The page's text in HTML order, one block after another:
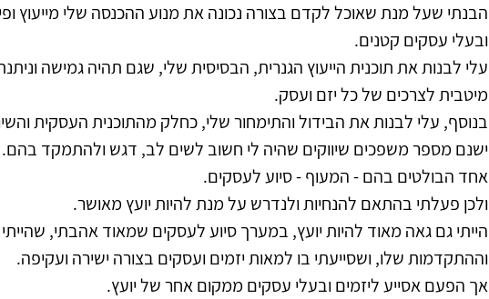
הבנתי שעל מנת שאוכל לקדם בצורה נכונה את מנוע ההכנסה שלי מייעוץ
ובעלי עסקים קטנים.
עלי לבנות את תוכנית הייעוץ הגנרית, הבסיסית שלי, שגם תהיה גמישה
מיטבית לצרכים של כל יזם ועסק.
בנוסף, עלי לבנות את הבידול והתימחור שלי, כחלק מהתוכנית העסקית
ישנם מספר משפכים שיווקים שהיה לי חשוב לשים לב, דגש ולהתמקד בהם.
אחד הבולטים בהם - המעוף - סיוע לעסקים.
ולכן פעלתי בהתאם להנחיות ולנדרש על מנת להיות יועץ מאושר.
הייתי גם גאה מאוד להיות יועץ, במערך סיוע לעסקים שמאוד אהבתי,
וההתקדמות שלו, ושסייעתי בו למאות יזמים ועסקים בצורה ישירה ועקיפה.
אך הפעם אסייע ליזמים ובעלי עסקים ממקום אחר של יועץ.